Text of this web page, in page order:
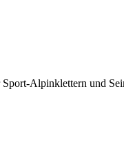
Alpinklettern und